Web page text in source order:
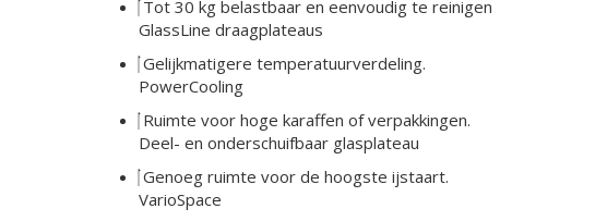
Tot 30 kg belastbaar en eenvoudig te reinigen
GlassLine draagplateaus
Gelijkmatigere temperatuurverdeling.
PowerCooling
Ruimte voor hoge karaffen of verpakkingen.
Deel- en onderschuifbaar glasplateau
Genoeg ruimte voor de hoogste ijstaart.
VarioSpace